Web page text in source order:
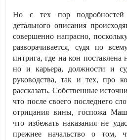
Но с тех пор подробностей
детального описания
совершенно напрасно,
разворачивается, судя по
интрига, где на кон поставлена
но и карьера, должности и
руководства, так и тех, про
рассказать. Собственные
что после своего последнего
отрицания вины, госпожа
что избежать наказания не
прежнее начальство о том,